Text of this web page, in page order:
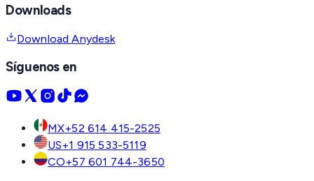
Downloads
Download Anydesk
Síguenos en
MX+52 614 415-2525
US+1 915 533-5119
CO+57 601 744-3650